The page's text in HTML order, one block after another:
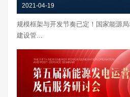
2021-04-19
规模框架与开发节奏已定！国家能源
建设管...